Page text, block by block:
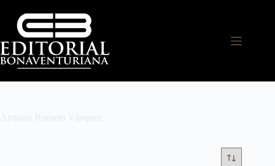
Amparo Romero Vásquez